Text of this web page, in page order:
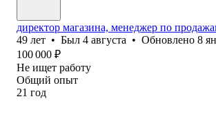
директор магазина, менеджер по
49 лет • Был 4 августа • Обновлено 8
100 000 ₽
Не ищет работу
Общий опыт
21 год